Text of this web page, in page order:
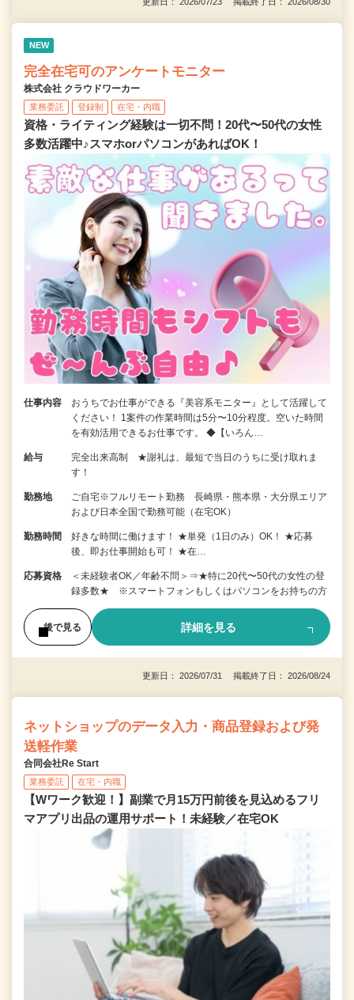
更新日： 2026/07/23 掲載終了日： 2026/08/30
NEW
完全在宅可のアンケートモニター
株式会社 クラウドワーカー
業務委託 登録制 在宅・内職
資格・ライティング経験は一切不問！20代〜50代の女性
多数活躍中♪スマホorパソコンがあればOK！
仕事内容
おうちでお仕事ができる『美容系モニター』として活躍して
ください！ 1案件の作業時間は5分〜10分程度。空いた時間
を有効活用できるお仕事です。 ◆【いろん…
給与
完全出来高制 ★謝礼は、最短で当日のうちに受け取れま
す！
勤務地
ご自宅※フルリモート勤務 長崎県・熊本県・大分県エリア
および日本全国で勤務可能（在宅OK）
勤務時間
好きな時間に働けます！ ★単発（1日のみ）OK！ ★応募
後、即お仕事開始も可！ ★在…
応募資格
＜未経験者OK／年齢不問＞⇒★特に20代〜50代の女性の登
録多数★ ※スマートフォンもしくはパソコンをお持ちの方
後で見る 詳細を見る
更新日： 2026/07/31 掲載終了日： 2026/08/24
ネットショップのデータ入力・商品登録および発
送軽作業
合同会社Re Start
業務委託 在宅・内職
【Wワーク歓迎！】副業で月15万円前後を見込めるフリ
マアプリ出品の運用サポート！未経験／在宅OK